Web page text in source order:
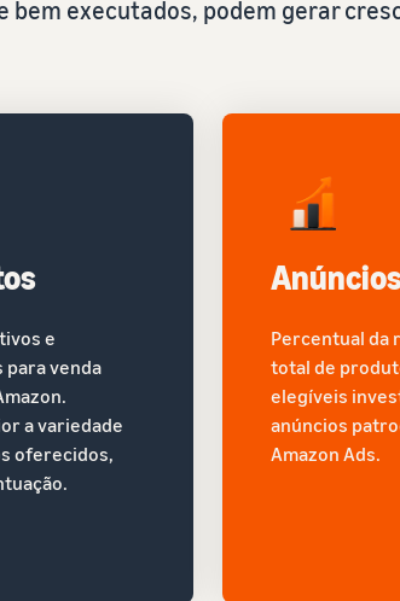
bem executados, podem gerar
e
venda
a variedade
oferecidos,
Percentual da
total de
elegíveis
anúncios
Amazon Ads.